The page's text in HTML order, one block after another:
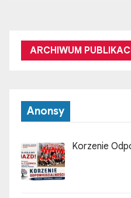
ARCHIWUM
Anonsy
Korzenie